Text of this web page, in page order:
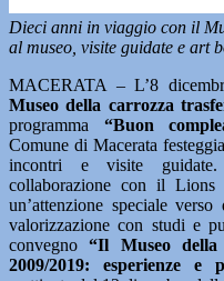
Dieci anni in viaggio con il
al museo, visite guidate e art
MACERATA – L’8
Museo della carrozza
programma “Buon
Comune di Macerata
incontri e visite guidate.
collaborazione con il
un’attenzione speciale
valorizzazione con studi e
convegno“Il Museo della
2009/2019: esperienze e